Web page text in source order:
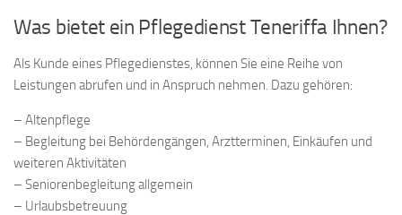
Was bietet ein Pflegedienst Teneriffa Ihnen?
Als Kunde eines Pflegedienstes, können Sie eine Reihe von
Leistungen abrufen und in Anspruch nehmen. Dazu gehören:
– Altenpflege
– Begleitung bei Behördengängen, Arztterminen, Einkäufen und
weiteren Aktivitäten
– Seniorenbegleitung allgemein
– Urlaubsbetreuung